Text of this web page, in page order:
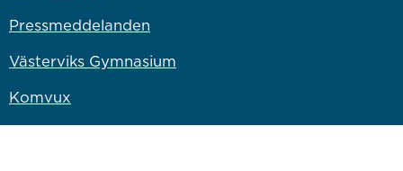
Pressmeddelanden
Västerviks Gymnasium
Komvux